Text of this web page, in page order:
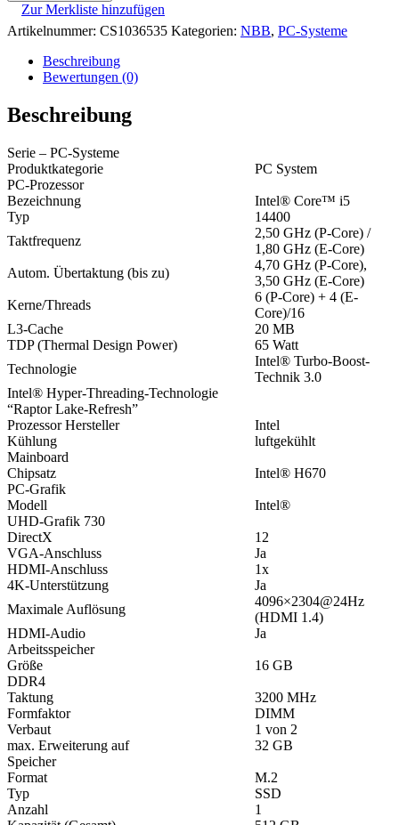
Zur Merkliste hinzufügen
Artikelnummer: CS1036535 Kategorien: NBB, PC-Systeme
Beschreibung
Bewertungen (0)
Beschreibung
Serie – PC-Systeme
Produktkategorie
PC System
PC-Prozessor
Bezeichnung
Intel® Core™ i5
Typ
14400
Taktfrequenz
2,50 GHz (P-Core) /
1,80 GHz (E-Core)
Autom. Übertaktung (bis zu)
4,70 GHz (P-Core),
3,50 GHz (E-Core)
Kerne/Threads
6 (P-Core) + 4 (E-
Core)/16
L3-Cache
20 MB
TDP (Thermal Design Power)
65 Watt
Technologie
Intel® Turbo-Boost-
Technik 3.0
Intel® Hyper-Threading-Technologie
“Raptor Lake-Refresh”
Prozessor Hersteller
Intel
Kühlung
luftgekühlt
Mainboard
Chipsatz
Intel® H670
PC-Grafik
Modell
Intel®
UHD-Grafik 730
DirectX
12
VGA-Anschluss
Ja
HDMI-Anschluss
1x
4K-Unterstützung
Ja
Maximale Auflösung
4096×2304@24Hz
(HDMI 1.4)
HDMI-Audio
Ja
Arbeitsspeicher
Größe
16 GB
DDR4
Taktung
3200 MHz
Formfaktor
DIMM
Verbaut
1 von 2
max. Erweiterung auf
32 GB
Speicher
Format
M.2
Typ
SSD
Anzahl
1